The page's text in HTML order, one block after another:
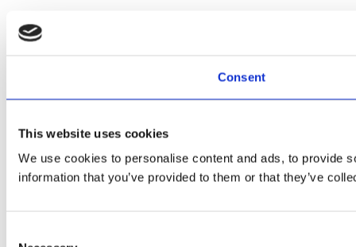
Consent
This website uses cookies
We use cookies to personalise content and ads, to provide
information that you’ve provided to them or that they’ve